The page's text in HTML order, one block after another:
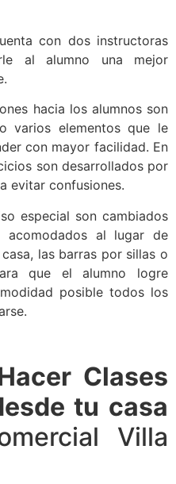
con dos instructoras
al alumno una mejor
hacia los alumnos son
varios elementos que le
con mayor facilidad. En
son desarrollados por
evitar confusiones.
especial son cambiados
al lugar de
las barras por sillas o
que el alumno logre
posible todos los
Clases
tu casa
Villa